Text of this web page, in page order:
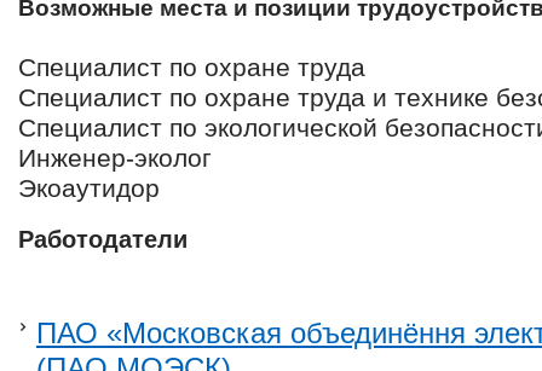
Возможные места и позиции
Специалист по охране труда
Специалист по охране труда и технике
Специалист по экологической
Инженер-эколог
Экоаутидор
Работодатели
ПАО «Московская объединёння